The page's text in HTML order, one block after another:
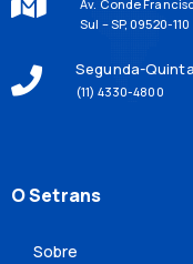
Av. Conde
Sul – SP, 09520-110
Segunda-
(11) 4330-4800
O Setrans
Sobre